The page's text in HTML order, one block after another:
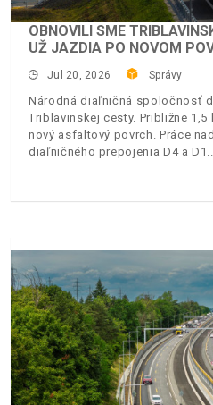
OBNOVILI SME
UŽ JAZDIA PO NOVOM
Jul 20, 2026 Správy
Národná diaľničná spoločnosť
Triblavinskej cesty. Približne
nový asfaltový povrch. Práce
diaľničného prepojenia D4 a D1.